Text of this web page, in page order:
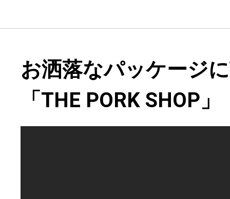
お洒落なパッケージ
「THE PORK SHOP」